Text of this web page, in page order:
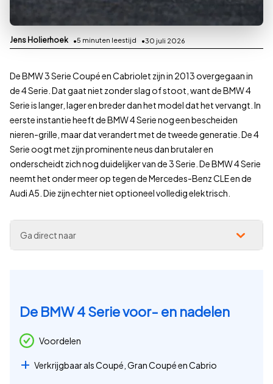
Ga direct naar
Jens Holierhoek 5 minuten leestijd 30 juli 2026
De BMW 3 Serie Coupé en Cabriolet zijn in 2013 overgegaan in
de 4 Serie. Dat gaat niet zonder slag of stoot, want de BMW 4
Serie is langer, lager en breder dan het model dat het vervangt. In
eerste instantie heeft de BMW 4 Serie nog een bescheiden
nieren-grille, maar dat verandert met de tweede generatie. De 4
Serie oogt met zijn prominente neus dan brutaler en
onderscheidt zich nog duidelijker van de 3 Serie. De BMW 4 Serie
neemt het onder meer op tegen de Mercedes-Benz CLE en de
Audi A5. Die zijn echter niet optioneel volledig elektrisch.
De BMW 4 Serie voor- en nadelen
Voordelen
Verkrijgbaar als Coupé, Gran Coupé en Cabrio